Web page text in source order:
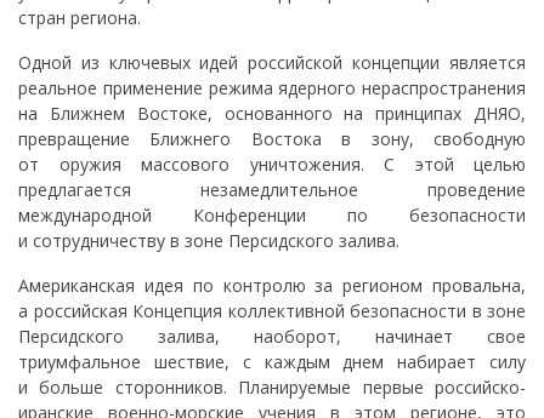
стран региона.
Одной из ключевых идей российской концепции является
реальное применение режима ядерного нераспространения
на Ближнем Востоке, основанного на принципах ДНЯО,
превращение Ближнего Востока в зону, свободную
от оружия массового уничтожения. С этой целью
предлагается незамедлительное проведение
международной Конференции по безопасности
и сотрудничеству в зоне Персидского залива.
Американская идея по контролю за регионом провальна,
а российская Концепция коллективной безопасности в зоне
Персидского залива, наоборот, начинает свое
триумфальное шествие, с каждым днем набирает силу
и больше сторонников. Планируемые первые российско-
иранские военно-морские учения в этом регионе, это